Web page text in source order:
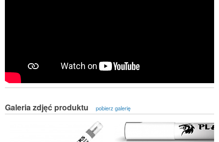
Galeria zdjęć produktu pobierz galerię